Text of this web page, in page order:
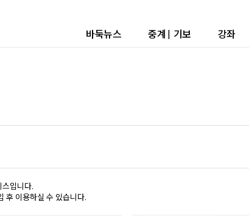
바둑뉴스 중계 | 기보 강좌
입니다.
후 이용하실 수 있습니다.